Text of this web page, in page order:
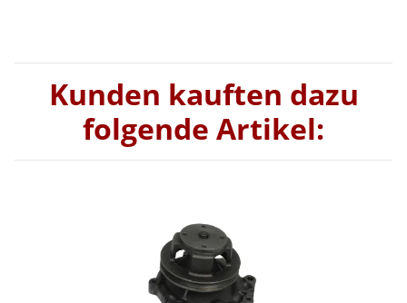
Kunden kauften dazu
folgende Artikel: